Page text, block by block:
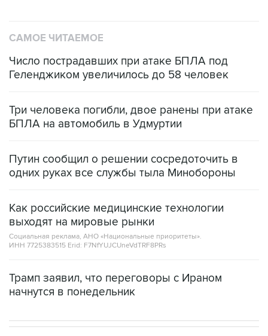
САМОЕ ЧИТАЕМОЕ
Число пострадавших при атаке БПЛА под
Геленджиком увеличилось до 58 человек
Три человека погибли, двое ранены при атаке
БПЛА на автомобиль в Удмуртии
Путин сообщил о решении сосредоточить в
одних руках все службы тыла Минобороны
Как российские медицинские технологии
выходят на мировые рынки
Социальная реклама, АНО «Национальные приоритеты».
ИНН 7725383515 Erid: F7NfYUJCUneVdTRF8PRs
Трамп заявил, что переговоры с Ираном
начнутся в понедельник